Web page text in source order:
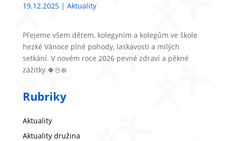
19.12.2025| Aktuality
Přejeme všem dětem, kolegyním a kolegům ve škole
hezké Vánoce plné pohody, laskavosti a milých
setkání. V novém roce 2026 pevné zdraví a pěkné
zážitky.🍀☃️❄️
Rubriky
Aktuality
Aktuality družina